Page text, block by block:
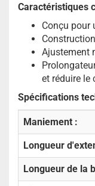
Caractéristiques
Conçu pour
Ajustement
et réduire le
Spécifications
Maniement :
Longueur
Longueur de la